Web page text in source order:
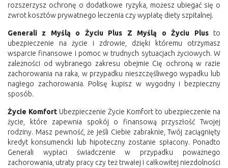
rozszerzysz ochronę o dodatkowe ryzyka, możesz ubiegać się o
zwrot kosztów prywatnego leczenia czy wypłatę diety szpitalnej.
Generali z Myślą o Życiu Plus Z Myślą o Życiu Plusto
ubezpieczenie na życie i zdrowie, dzięki któremu otrzymasz
wsparcie finansowe i pomoc w trudnych sytuacjach życiowych. W
zależności od wybranego zakresu obejmie Cię ochroną w razie
zachorowania na raka, w przypadku nieszczęśliwego wypadku lub
nagłego zachorowania. Polisę kupisz w wygodny i bezpieczny
sposób.
Życie Komfort Ubezpieczenie Życie Komfort to ubezpieczenie na
życie, które zapewnia spokój o finansową przyszłość Twojej
rodziny. Masz pewność, że jeśli Ciebie zabraknie, Twój zaciągnięty
kredyt konsumencki lub hipoteczny zostanie spłacony. Ponadto
Generali wypłaci świadczenie w przypadku poważnego
zachorowania, utraty pracy czy też trwałej i całkowitej niezdolności